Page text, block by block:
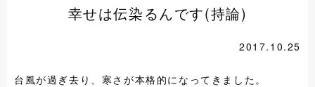
幸せは伝染るんです(持論)
2017.10.25
台風が過ぎ去り、寒さが本格的になってきました。